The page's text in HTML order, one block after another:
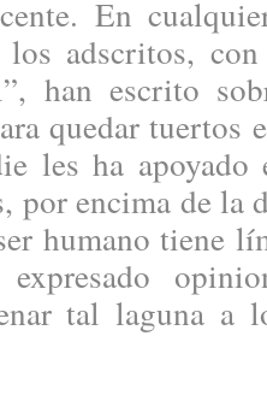
En
los adscritos,
han escrito
quedar tuertos
les ha
por encima de la
humano tiene
tal laguna a